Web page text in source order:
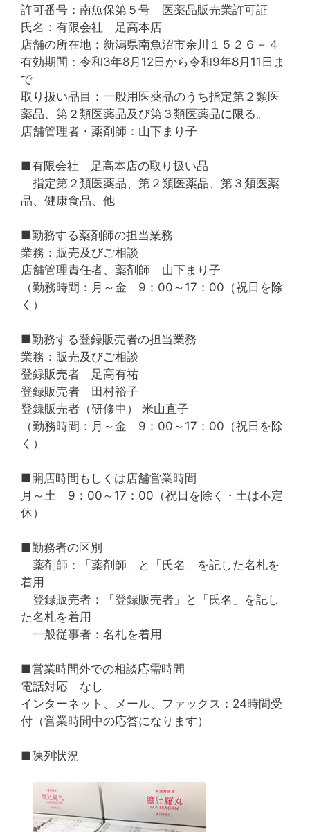
許可番号：南魚保第５号 医薬品販売業許可証
氏名：有限会社 足高本店
店舗の所在地：新潟県南魚沼市余川１５２６－４
有効期間：令和3年8月12日から令和9年8月11日ま
で
取り扱い品目：一般用医薬品のうち指定第２類医
薬品、第２類医薬品及び第３類医薬品に限る。
店舗管理者・薬剤師：山下まり子
■有限会社 足高本店の取り扱い品
指定第２類医薬品、第２類医薬品、第３類医薬
品、健康食品、他
■勤務する薬剤師の担当業務
業務：販売及びご相談
店舗管理責任者、薬剤師 山下まり子
（勤務時間：月～金 9：00～17：00（祝日を除
く）
■勤務する登録販売者の担当業務
業務：販売及びご相談
登録販売者 足高有祐
登録販売者 田村裕子
登録販売者（研修中） 米山直子
（勤務時間：月～金 9：00～17：00（祝日を除
く）
■開店時間もしくは店舗営業時間
月～土 9：00～17：00（祝日を除く・土は不定
休）
■勤務者の区別
薬剤師：「薬剤師」と「氏名」を記した名札を
着用
登録販売者：「登録販売者」と「氏名」を記し
た名札を着用
一般従事者：名札を着用
■営業時間外での相談応需時間
電話対応 なし
インターネット、メール、ファックス：24時間受
付（営業時間中の応答になります）
■陳列状況